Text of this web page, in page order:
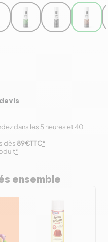
dans les 5 heures et 40
*
dès 89€TTC*
ensemble